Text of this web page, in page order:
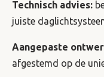
Technisch advies:
juiste
Aangepaste
afgestemd op de